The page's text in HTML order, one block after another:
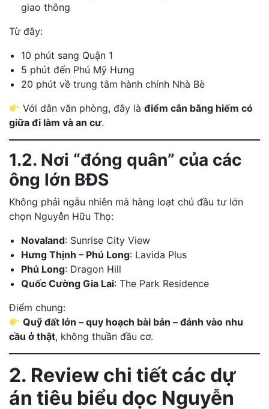
giao thông
Từ đây:
10 phút sang Quận 1
5 phút đến Phú Mỹ Hưng
20 phút về trung tâm hành chính Nhà Bè
Với dân văn phòng, đây làđiểm cân bằng hiếm có
giữa đi làm và an cư.
1.2. Nơi “đóng quân” của các
ông lớn BĐS
Không phải ngẫu nhiên mà hàng loạt chủ đầu tư lớn
chọn Nguyễn Hữu Thọ:
Novaland: Sunrise City View
Hưng Thịnh – Phú Long: Lavida Plus
Phú Long: Dragon Hill
Quốc Cường Gia Lai: The Park Residence
Điểm chung:
Quỹ đất lớn – quy hoạch bài bản – đánh vào nhu
cầu ở thật, không thuần đầu cơ.
2. Review chi tiết các dự
án tiêu biểu dọc Nguyễn